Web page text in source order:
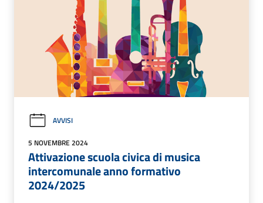
AVVISI
5 NOVEMBRE 2024
Attivazione scuola civica di musica
intercomunale anno formativo
2024/2025